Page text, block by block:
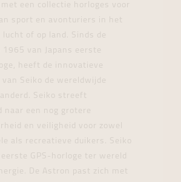
een collectie horloges voor
sport en avonturiers in het
lucht of op land. Sinds de
1965 van Japans eerste
heeft de innovatieve
van Seiko de wereldwijde
Seiko streeft
naar een nog grotere
en veiligheid voor zowel
als recreatieve duikers. Seiko
GPS-horloge ter wereld
De Astron past zich met